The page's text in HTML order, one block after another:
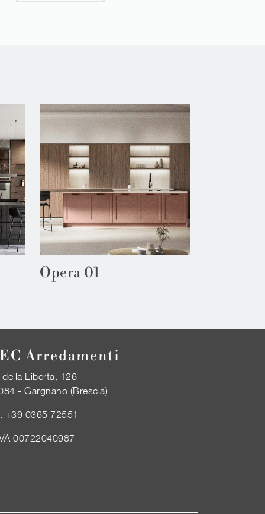
Opera 01
Arredamenti
della Liberta, 126
- Gargnano (Brescia)
+39 0365 72551
00722040987